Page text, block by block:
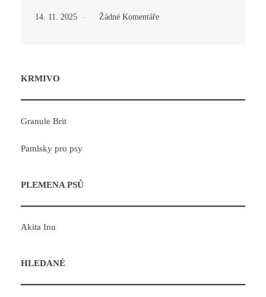
14. 11. 2025 Žádné Komentáře
KRMIVO
Granule Brit
Pamlsky pro psy
PLEMENA PSŮ
Akita Inu
HLEDANÉ